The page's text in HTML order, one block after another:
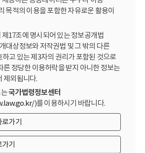
목적의 이용을 포함한 자유로운 활용이
17조에 명시되어 있는 정보공개법
대상정보와 저작권법 및 그 밖의 다른
고 있는 제3자의 권리가 포함된 것으로
른 정당한 이용허락을 받지 아니한 정보는
제외됩니다.
국가법령정보센터
)를 이용하시기 바랍니다.
로가기
기